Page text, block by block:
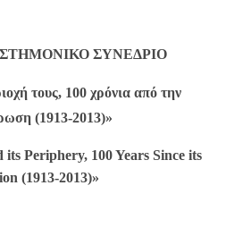
ΣΥΝΕΔΡΙΟ
τους, 100 χρόνια από την
(1913-2013)»
Periphery, 100 Years Since its
(1913-2013)»